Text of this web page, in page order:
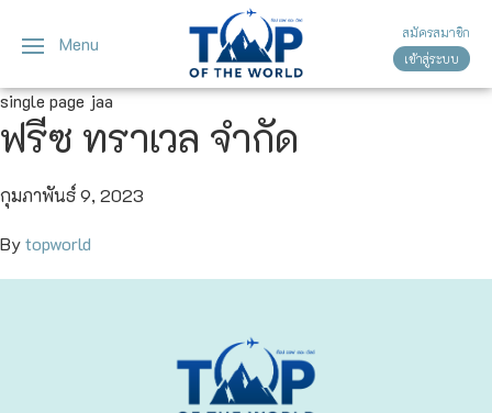
Menu
สมัครสมาชิก
เข้าสู่ระบบ
single page jaa
ฟรีซ ทราเวล จำกัด
กุมภาพันธ์ 9, 2023
Bytopworld
ญี่ปุ่นทัวร์ญี่ปุ่น
โตเกียว
โอซาก้า
เกียวโต
เวียดนาม
ทัวร์เวียดนาม